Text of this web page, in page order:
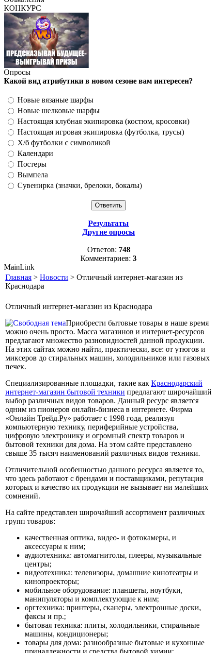
КОНКУРС
Опросы
Какой вид атрибутики в новом сезоне вам интересен?
Новые вязаные шарфы
Новые шелковые шарфы
Настоящая клубная экипировка (костюм, кросовки)
Настоящая игровая экипировка (футболка, трусы)
Х/б футболки с символикой
Календари
Постеры
Вымпела
Сувенирка (значки, брелоки, бокалы)
Результаты
Другие опросы
Ответов: 748
Комментариев: 3
MainLink
Главная > Новости > Отличный интернет-магазин из
Краснодара
Отличный интернет-магазин из Краснодара
Приобрести бытовые товары в наше время
можно очень просто. Масса магазинов и интернет-ресурсов
предлагают множество разновидностей данной продукции.
На этих сайтах можно найти, практически, все: от утюгов и
миксеров до стиральных машин, холодильников или газовых
печек.
Специализированные площадки, такие как Краснодарский
интернет-магазин бытовой техники предлагают широчайший
выбор различных видов товаров. Данный ресурс является
одним из пионеров онлайн-бизнеса в интернете. Фирма
«Онлайн Трейд.Ру» работает с 1998 года, реализуя
компьютерную технику, периферийные устройства,
цифровую электронику и огромный спектр товаров и
бытовой техники для дома. На этом сайте представлено
свыше 35 тысяч наименований различных видов техники.
Отличительной особенностью данного ресурса является то,
что здесь работают с брендами и поставщиками, репутация
которых и качество их продукции не вызывает ни малейших
сомнений.
На сайте представлен широчайший ассортимент различных
групп товаров:
качественная оптика, видео- и фотокамеры, и
аксессуары к ним;
аудиотехника: автомагнитолы, плееры, музыкальные
центры;
видеотехника: телевизоры, домашние кинотеатры и
кинопроекторы;
мобильное оборудование: планшеты, ноутбуки,
манипуляторы и комплектующие к ним;
оргтехника: принтеры, сканеры, электронные доски,
факсы и пр.;
бытовая техника: плиты, холодильники, стиральные
машины, кондиционеры;
товары для дома: разнообразные бытовые и кухонные
принадлежности и средства бытовой химии;